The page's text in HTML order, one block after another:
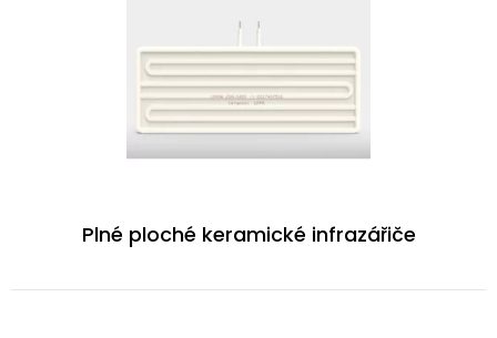
Plné ploché keramické infrazářiče